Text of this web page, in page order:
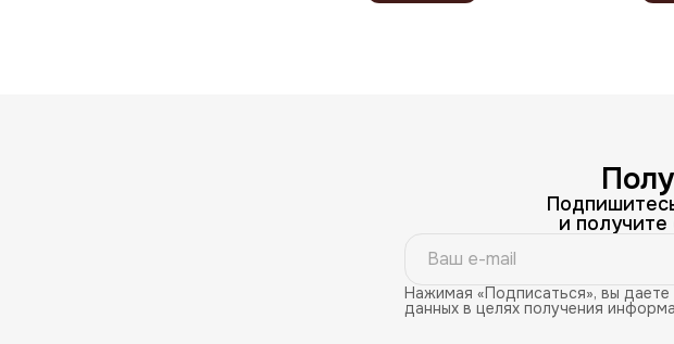
и получите
Нажимая «Подписаться», вы даете
данных в целях получения